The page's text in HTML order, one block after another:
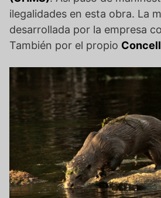
ilegalidades en esta obra. La
desarrollada por la empresa
También por el propio